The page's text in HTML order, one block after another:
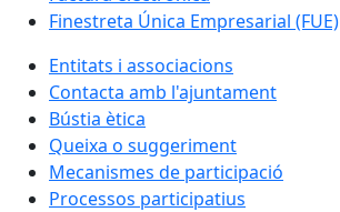
Finestreta Única Empresarial (FUE)
Entitats i associacions
Contacta amb l'ajuntament
Bústia ètica
Queixa o suggeriment
Mecanismes de participació
Processos participatius